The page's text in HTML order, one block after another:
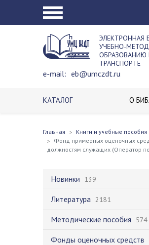
ЭЛЕКТРОННАЯ
УЧЕБНО-
ТРАНСПОРТЕ
e-mail: eb@umczdt.ru
КАТАЛОГ О
Главная Книги и учебные пособия
Фонд примерных оценочных
должностям служащих (Оператор
Новинки 139
Литература 2181
Методические пособия 574
Фонды оценочных средств